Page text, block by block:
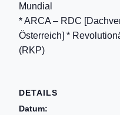
Mundial
* ARCA – RDC
Österreich] *
(RKP)
DETAILS
Datum: